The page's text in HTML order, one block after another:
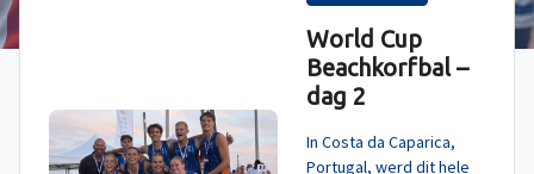
World Cup
Beachkorfbal –
dag 2
In Costa da Caparica,
Portugal, werd dit hele